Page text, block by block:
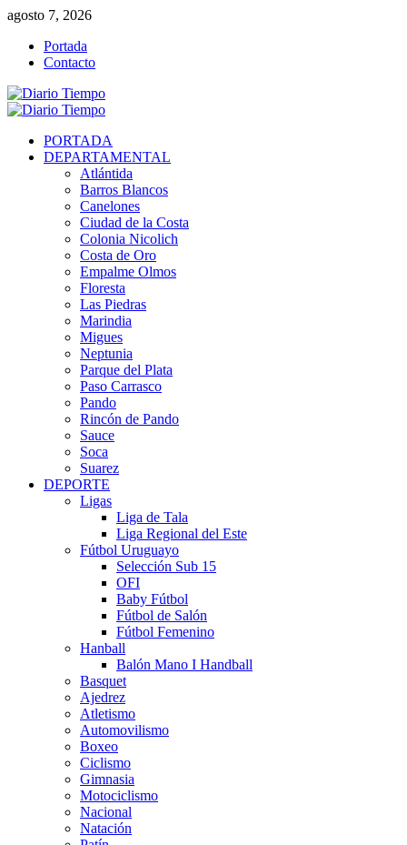
Saltar
contenido
agosto 7, 2026
Portada
Contacto
Menú
PORTADA
DEPARTAMENTAL
Atlántida
Barros Blancos
Canelones
Ciudad de la Costa
Colonia Nicolich
Costa de Oro
Empalme Olmos
Floresta
Las Piedras
Marindia
Migues
Neptunia
Parque del Plata
Paso Carrasco
Pando
Rincón de Pando
Sauce
Soca
Suarez
DEPORTE
Ligas
Liga de Tala
Liga Regional del Este
Fútbol Uruguayo
Selección Sub 15
OFI
Baby Fútbol
Fútbol de Salón
Fútbol Femenino
Hanball
Balón Mano I Handball
Basquet
Ajedrez
Atletismo
Automovilismo
Boxeo
Ciclismo
Gimnasia
Motociclismo
Nacional
Natación